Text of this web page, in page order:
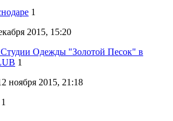
1
2015, 15:20
Одежды "Золотой Песок" в
1
ноября 2015, 21:18
1